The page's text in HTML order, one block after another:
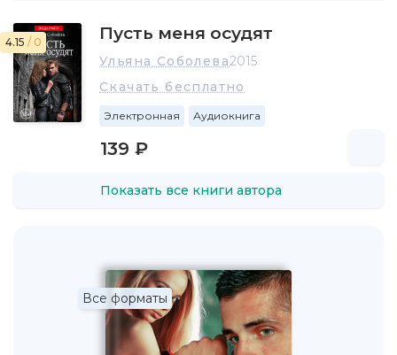
4.15 / 0 Пусть меня осудят
Ульяна Соболева2015
Скачать бесплатно
Электронная Аудиокнига
139 ₽
Показать все книги автора
Все форматы